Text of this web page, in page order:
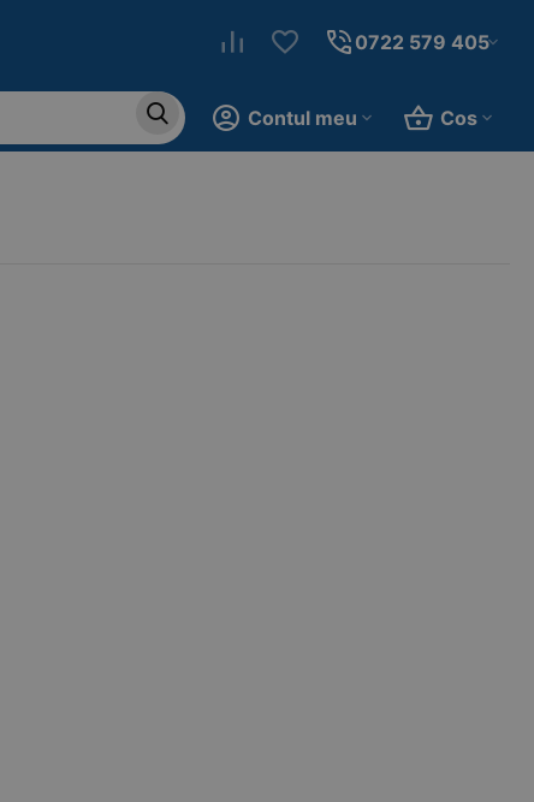
0722 579 405
Cos
Contul meu